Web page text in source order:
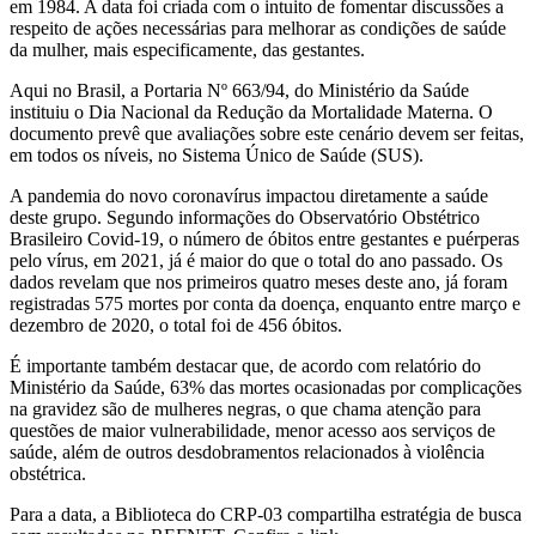
em 1984. A data foi criada com o intuito de fomentar discussões a
respeito de ações necessárias para melhorar as condições de saúde
da mulher, mais especificamente, das gestantes.
Aqui no Brasil, a Portaria Nº 663/94, do Ministério da Saúde
instituiu o Dia Nacional da Redução da Mortalidade Materna. O
documento prevê que avaliações sobre este cenário devem ser feitas,
em todos os níveis, no Sistema Único de Saúde (SUS).
A pandemia do novo coronavírus impactou diretamente a saúde
deste grupo. Segundo informações do Observatório Obstétrico
Brasileiro Covid-19, o número de óbitos entre gestantes e puérperas
pelo vírus, em 2021, já é maior do que o total do ano passado. Os
dados revelam que nos primeiros quatro meses deste ano, já foram
registradas 575 mortes por conta da doença, enquanto entre março e
dezembro de 2020, o total foi de 456 óbitos.
É importante também destacar que, de acordo com relatório do
Ministério da Saúde, 63% das mortes ocasionadas por complicações
na gravidez são de mulheres negras, o que chama atenção para
questões de maior vulnerabilidade, menor acesso aos serviços de
saúde, além de outros desdobramentos relacionados à violência
obstétrica.
Para a data, a Biblioteca do CRP-03 compartilha estratégia de busca